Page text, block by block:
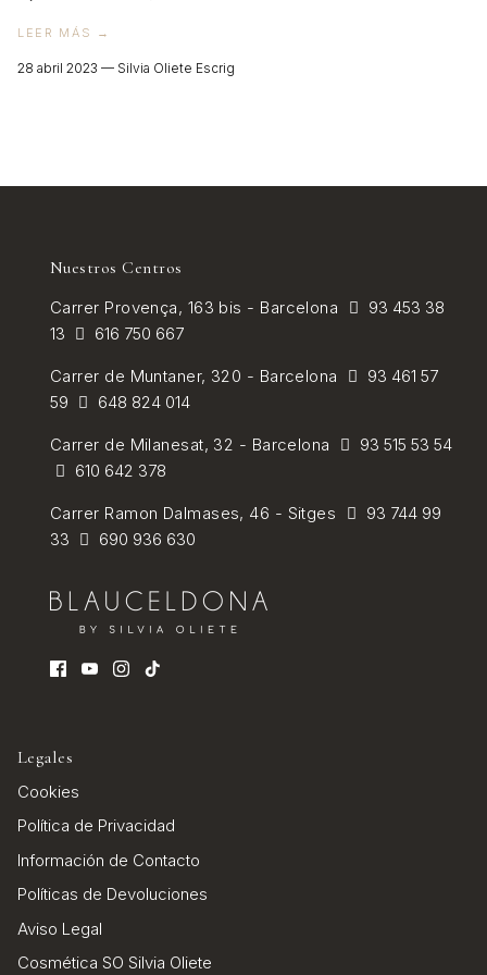
VER TODOS
LEER MÁS →
28 abril 2023 — Silvia Oliete Escrig
Nuestros Centros
Carrer Provença, 163 bis - Barcelona
93 453 38
13
616 750 667
Carrer de Muntaner, 320 - Barcelona
93 461 57
59
648 824 014
Carrer de Milanesat, 32 - Barcelona
93 515 53 54
610 642 378
Carrer Ramon Dalmases, 46 - Sitges
93 744 99
33
690 936 630
Legales
Cookies
Política de Privacidad
Información de Contacto
Políticas de Devoluciones
Aviso Legal
Cosmética SO Silvia Oliete